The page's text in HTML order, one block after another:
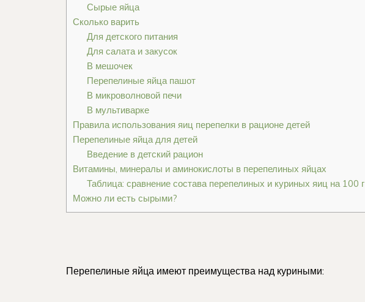
Сырые яйца
Сколько варить
Для детского питания
Для салата и закусок
В мешочек
Перепелиные яйца пашот
В микроволновой печи
В мультиварке
Правила использования яиц перепелки в рационе детей
Перепелиные яйца для детей
Введение в детский рацион
Витамины, минералы и аминокислоты в перепелиных яйцах
Таблица: сравнение состава перепелиных и куриных яиц на 100 г
Можно ли есть сырыми?
Перепелиные яйца имеют преимущества над куриными: